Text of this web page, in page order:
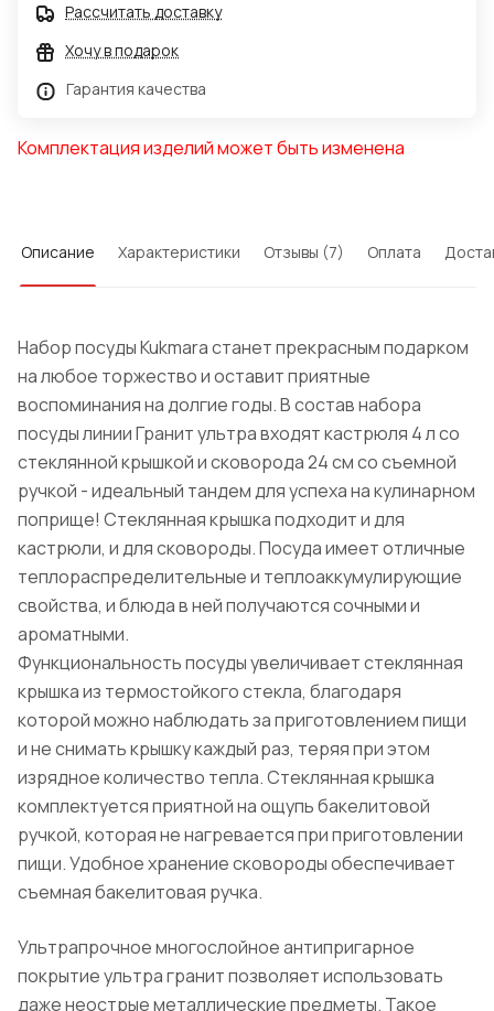
Рассчитать доставку
Хочу в подарок
Гарантия качества
Комплектация изделий может быть изменена
Описание Характеристики Отзывы (7) Оплата
Набор посуды Kukmara станет прекрасным подарком
на любое торжество и оставит приятные
воспоминания на долгие годы. В состав набора
посуды линии Гранит ультра входят кастрюля 4 л со
стеклянной крышкой и сковорода 24 см со съемной
ручкой - идеальный тандем для успеха на кулинарном
поприще! Стеклянная крышка подходит и для
кастрюли, и для сковороды. Посуда имеет отличные
теплораспределительные и теплоаккумулирующие
свойства, и блюда в ней получаются сочными и
ароматными.
Функциональность посуды увеличивает стеклянная
крышка из термостойкого стекла, благодаря
которой можно наблюдать за приготовлением пищи
и не снимать крышку каждый раз, теряя при этом
изрядное количество тепла. Стеклянная крышка
комплектуется приятной на ощупь бакелитовой
ручкой, которая не нагревается при приготовлении
пищи. Удобное хранение сковороды обеспечивает
съемная бакелитовая ручка.
Ультрапрочное многослойное антипригарное
покрытие ультра гранит позволяет использовать
даже неострые металлические предметы. Такое